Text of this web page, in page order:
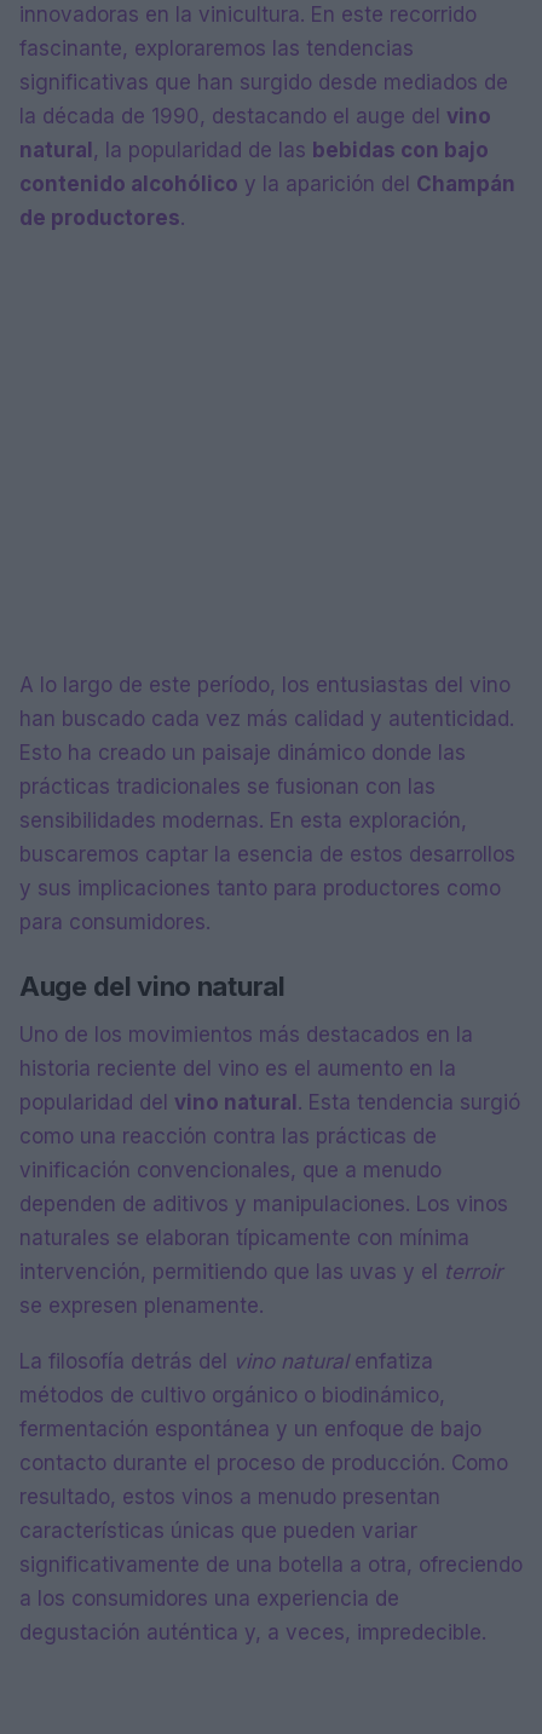
innovadoras en la vinicultura. En este recorrido
fascinante, exploraremos las tendencias
significativas que han surgido desde mediados de
la década de 1990, destacando el auge del vino
natural, la popularidad de las bebidas con bajo
contenido alcohólico y la aparición del Champán
de productores.
A lo largo de este período, los entusiastas del vino
han buscado cada vez más calidad y autenticidad.
Esto ha creado un paisaje dinámico donde las
prácticas tradicionales se fusionan con las
sensibilidades modernas. En esta exploración,
buscaremos captar la esencia de estos desarrollos
y sus implicaciones tanto para productores como
para consumidores.
Auge del vino natural
Uno de los movimientos más destacados en la
historia reciente del vino es el aumento en la
popularidad del vino natural. Esta tendencia surgió
como una reacción contra las prácticas de
vinificación convencionales, que a menudo
dependen de aditivos y manipulaciones. Los vinos
naturales se elaboran típicamente con mínima
intervención, permitiendo que las uvas y el terroir
se expresen plenamente.
La filosofía detrás del vino naturalenfatiza
métodos de cultivo orgánico o biodinámico,
fermentación espontánea y un enfoque de bajo
contacto durante el proceso de producción. Como
resultado, estos vinos a menudo presentan
características únicas que pueden variar
significativamente de una botella a otra, ofreciendo
a los consumidores una experiencia de
degustación auténtica y, a veces, impredecible.